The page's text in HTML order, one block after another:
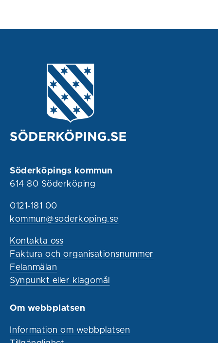
Söderköpings kommun
614 80 Söderköping
0121-181 00
kommun@soderkoping.se
Kontakta oss
Faktura och organisationsnummer
Felanmälan
Synpunkt eller klagomål
Om webbplatsen
Information om webbplatsen